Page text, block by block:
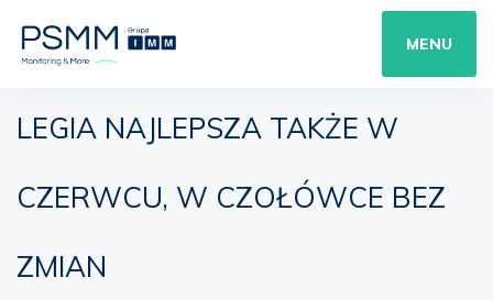
MENU
LEGIA NAJLEPSZA TAKŻE W
CZERWCU, W CZOŁÓWCE BEZ
ZMIAN